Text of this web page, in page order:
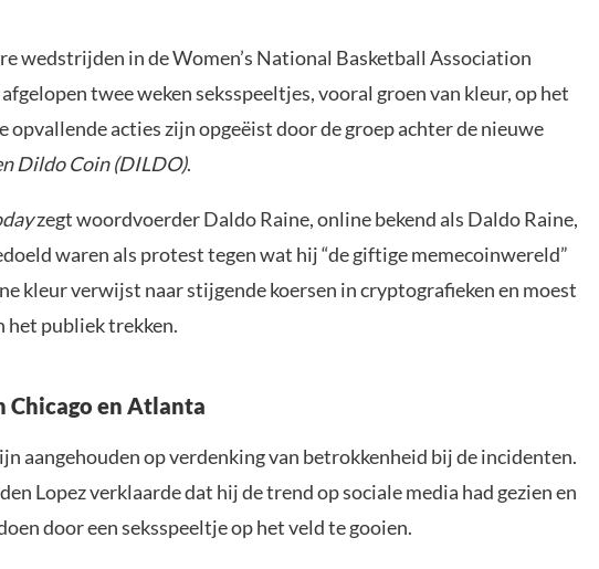
wedstrijden in de Women’s National Basketball Association
twee weken seksspeeltjes, vooral groen van kleur, op het
opvallende acties zijn opgeëist door de groep achter de nieuwe
Dildo Coin (DILDO).
zegt woordvoerder Daldo Raine, online bekend als Daldo Raine,
waren als protest tegen wat hij “de giftige memecoinwereld”
kleur verwijst naar stijgende koersen in cryptografieken en moest
het publiek trekken.
Chicago en Atlanta
aangehouden op verdenking van betrokkenheid bij de incidenten.
Lopez verklaarde dat hij de trend op sociale media had gezien en
door een seksspeeltje op het veld te gooien.